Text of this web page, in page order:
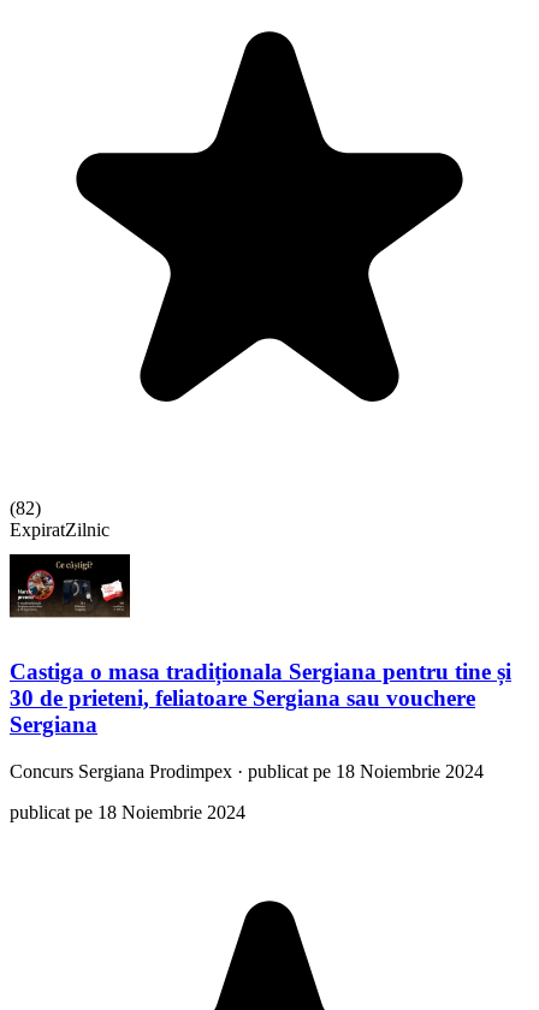
(82)
ExpiratZilnic
Castiga o masa tradiționala Sergiana pentru tine și
30 de prieteni, feliatoare Sergiana sau vouchere
Sergiana
Concurs Sergiana Prodimpex · publicat pe 18 Noiembrie 2024
publicat pe 18 Noiembrie 2024